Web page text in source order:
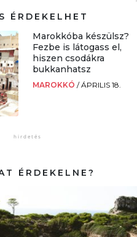
ÉRDEKELHET
Marokkóba készülsz?
Fezbe is látogass el,
hiszen csodákra
bukkanhatsz
MAROKKÓ/ÁPRILIS 18.
ÉRDEKELNE?